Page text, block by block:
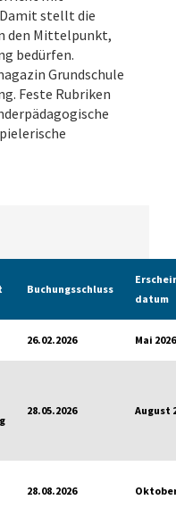
stellt die
den Mittelpunkt,
bedürfen.
Grundschule
Feste Rubriken
Buchungsschluss
datum
26.02.2026 Mai 2026
28.05.2026 August
28.08.2026